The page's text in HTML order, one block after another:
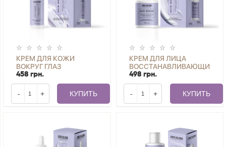
КРЕМ ДЛЯ КОЖИ
ВОКРУГ ГЛАЗ
ВОССТАНАВЛИВАЮЩИЙ
С РЕТИНОЛОМ SKIN
RENEW JOKO BLEND 10
458 грн.
- + КУПИТЬ
КРЕМ ДЛЯ ЛИЦА
ВОССТАНАВЛИВАЮЩИЙ
С РЕТИНОЛОМ SKIN
RENEW JOKO BLEND 30
498 грн.
- + КУПИТЬ